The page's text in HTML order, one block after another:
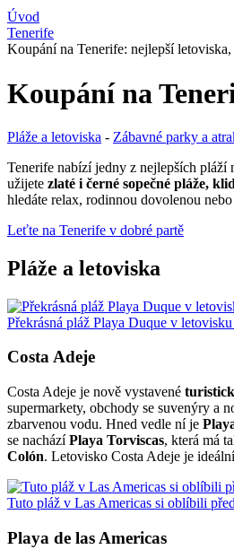
Úvod
Tenerife
Koupání na Tenerife: nejlepší
Koupání na
Pláže a letoviska - Zábavné parky a
Tenerife nabízí jedny z nejlepších pláží
užijete zlaté i černé sopečné pláže,
hledáte relax, rodinnou dovolenou
Leťte na Tenerife v dobré partě
Pláže a letoviska
Překrásná pláž Playa Duque v
Costa Adeje
Costa Adeje je nově vystavené
supermarkety, obchody se suvenýry a
zbarvenou vodu. Hned vedle ní je
se nacházíPlaya Torviscas, která má
Colón. Letovisko Costa Adeje je
Tuto pláž v Las Americas si oblíbili
Playa de las Americas